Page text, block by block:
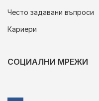
Често задавани въпроси
Кариери
СОЦИАЛНИ МРЕЖИ